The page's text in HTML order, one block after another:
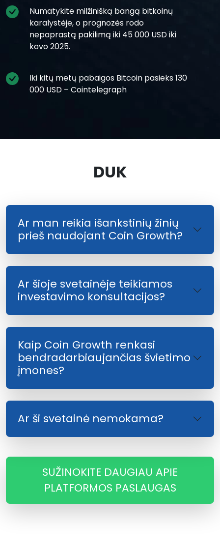
Numatykite milžinišką bangą bitkoinų
karalystėje, o prognozės rodo
nepaprastą pakilimą iki 45 000 USD iki
kovo 2025.
Iki kitų metų pabaigos Bitcoin pasieks 130
000 USD – Cointelegraph
DUK
Ar man reikia išankstinių žinių
prieš naudojant Coin Growth?
Ar šioje svetainėje teikiamos
investavimo konsultacijos?
Kaip Coin Growth renkasi
bendradarbiaujančias švietimo
įmones?
Ar ši svetainė nemokama?
SUŽINOKITE DAUGIAU APIE
PLATFORMOS PASLAUGAS